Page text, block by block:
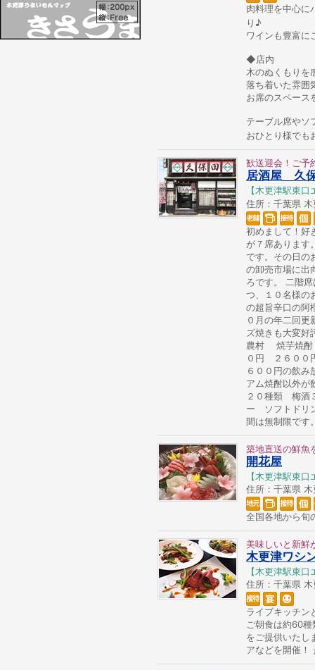
肉料理を中心に
り♪
ワインも豊富に
◆店内
木のぬくもりを
落ち着いた雰囲
お席のスペース
テーブル席やソ
おひとり様でも
歓送迎会！ご予
居酒屋 久
【木更津駅東口
住所：千葉県
初めまして！好
が７席あります
です。その日の
の卸売市場に出
ろです。 二階
つ、１０名様の
の超旨辛口の阿
０月の年二回更
ズ焼きも大変
農村 焼芋焼酎
０円 ２６００
６００円の飲
アム焼酎以外
２０種類 梅酒
ー ソフトドリ
間は無制限です
築地直送の鮮魚
開花屋
【木更津駅東口
住所：千葉県
全国各地から旬
美味しいと新鮮
木更津ワシ
【木更津駅東口
住所：千葉県
ライブキッチン
ご朝食は約60
をご提供いたし
アなどを開催！